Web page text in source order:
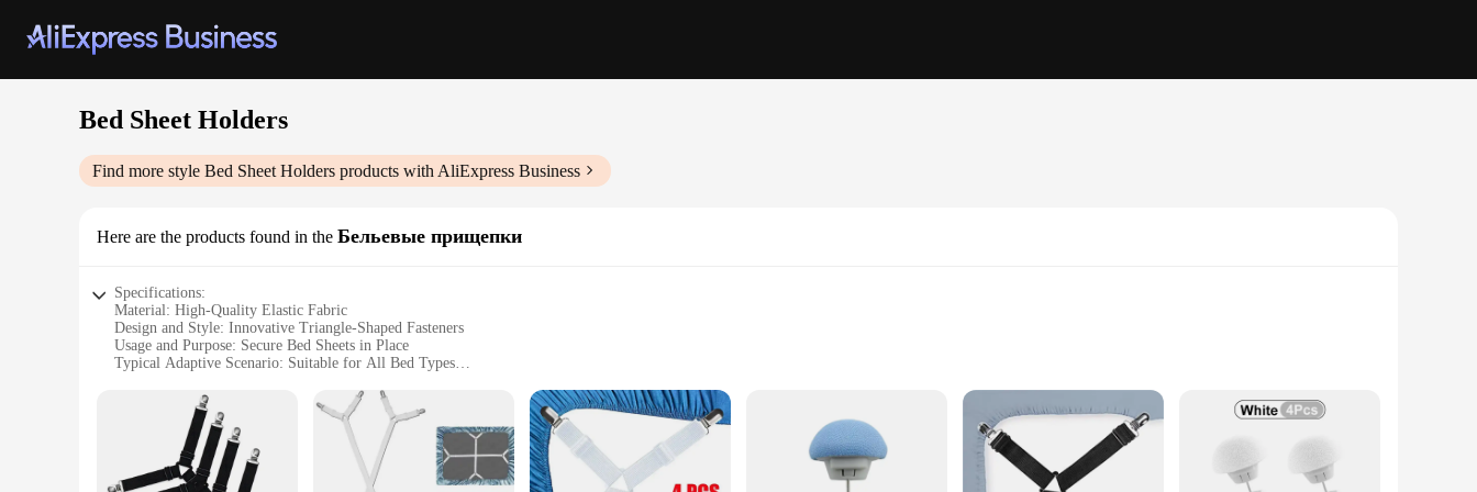
Bed Sheet Holders
Find more style Bed Sheet Holders products with AliExpress Business
Here are the products found in the Бельевые прищепки
Specifications:
Material: High-Quality Elastic Fabric
Design and Style: Innovative Triangle-Shaped Fasteners
Usage and Purpose: Secure Bed Sheets in Place
Typical Adaptive Scenario: Suitable for All Bed Types
Performance and Property: Durable and Easy to Install
**Enhanced Comfort and Ease**
Experience the ultimate in bedding comfort with our Bed Sheet Holders. Designed to provide a snug fit for all bed types, these holders are crafted from premium elastic fabric that ensures a secure